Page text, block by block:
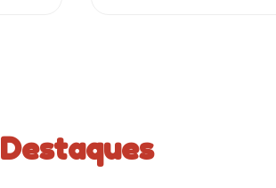
Destaques